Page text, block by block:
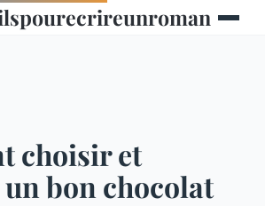
choisir et
bon chocolat